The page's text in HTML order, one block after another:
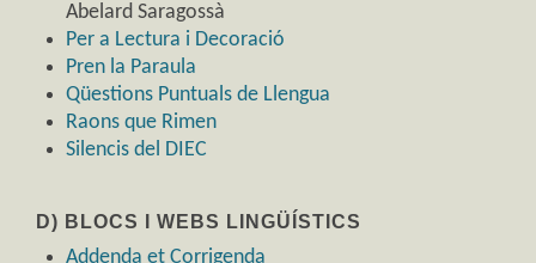
Abelard Saragossà
Per a Lectura i Decoració
Pren la Paraula
Qüestions Puntuals de Llengua
Raons que Rimen
Silencis del DIEC
D) BLOCS I WEBS LINGÜÍSTICS
Addenda et Corrigenda